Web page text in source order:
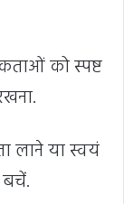
को स्पष्ट
लाने या स्वयं